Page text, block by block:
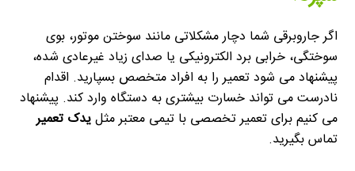
اگر جاروبرقی شما دچار مشکلاتی مانند سوختن موتور، بوی
سوختگی، خرابی برد الکترونیکی یا صدای زیاد غیرعادی شده،
پیشنهاد می شود تعمیر را به افراد متخصص بسپارید. اقدام
نادرست می تواند خسارت بیشتری به دستگاه وارد کند. پیشنهاد
می کنیم برای تعمیر تخصصی با تیمی معتبر مثلیدک تعمیر
تماس بگیرید.